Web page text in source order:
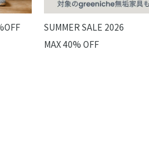
SUMMER SALE 2026
MAX 40% OFF